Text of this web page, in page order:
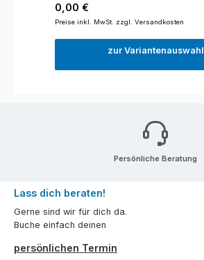
Regulärer Preis:
0,00 €
Preise inkl. MwSt. zzgl. Versandkosten
zur Variantenauswahl
Persönliche Beratung
Lass dich beraten!
Gerne sind wir für dich da.
Buche einfach deinen
persönlichen Termin